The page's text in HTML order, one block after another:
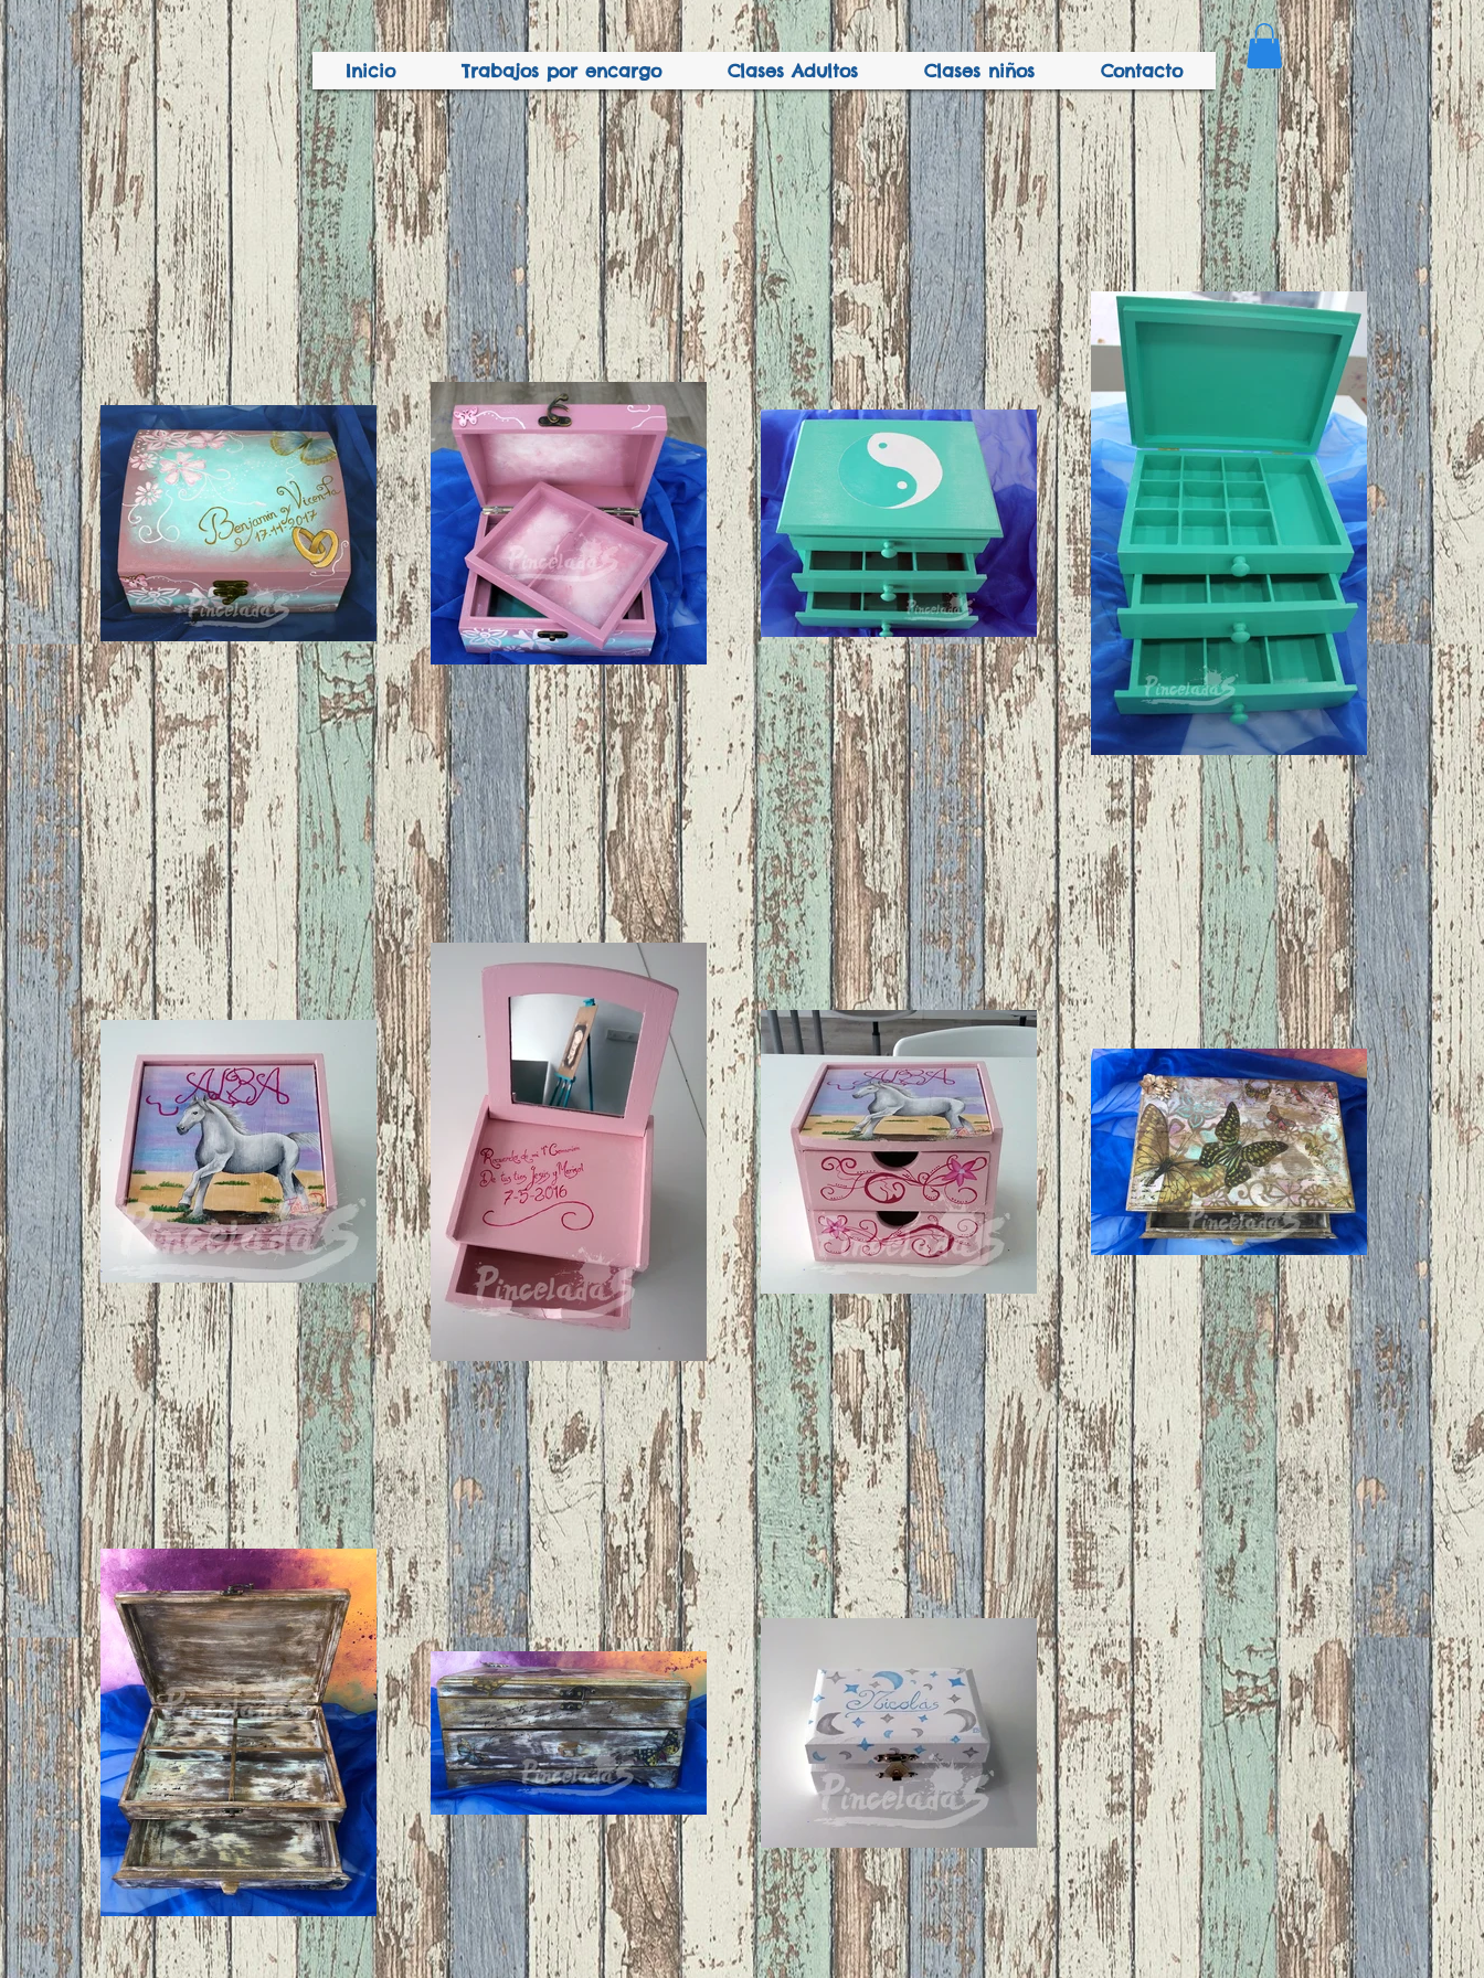
Inicio Trabajos por encargo Clases Adultos Clases niños Contacto